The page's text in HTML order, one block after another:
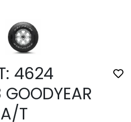
4624
T